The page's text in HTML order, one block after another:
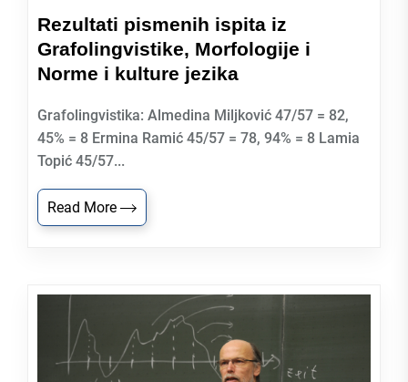
Rezultati pismenih ispita iz
Grafolingvistike, Morfologije i
Norme i kulture jezika
Grafolingvistika: Almedina Miljković 47/57 = 82,
45% = 8 Ermina Ramić 45/57 = 78, 94% = 8 Lamia
Topić 45/57...
Read More